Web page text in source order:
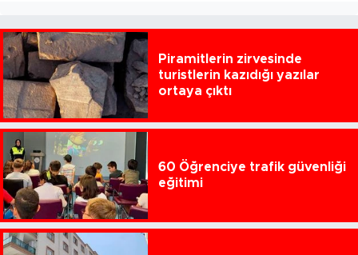
Piramitlerin zirvesinde
turistlerin kazıdığı yazılar
ortaya çıktı
60 Öğrenciye trafik güvenliği
eğitimi